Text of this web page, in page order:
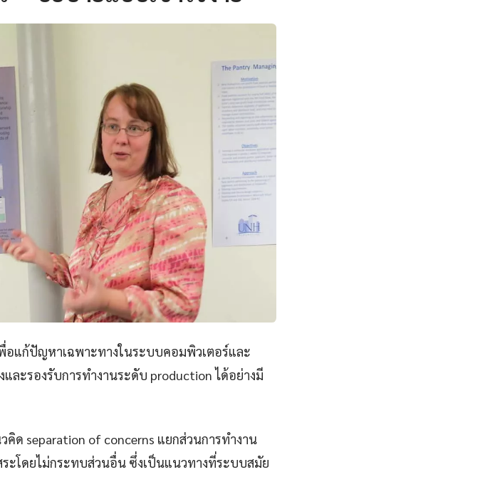
อแก้ปัญหาเฉพาะทางในระบบคอมพิวเตอร์และ
ละรองรับการทำงานระดับ production ได้อย่างมี
ด separation of concerns แยกส่วนการทำงาน
ะโดยไม่กระทบส่วนอื่น ซึ่งเป็นแนวทางที่ระบบสมัย